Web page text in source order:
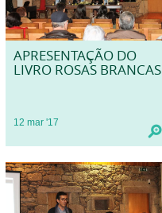
APRESENTAÇÃO DO
LIVRO ROSAS BRANCAS
12 mar '17